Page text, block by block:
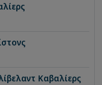
Καβαλίερς